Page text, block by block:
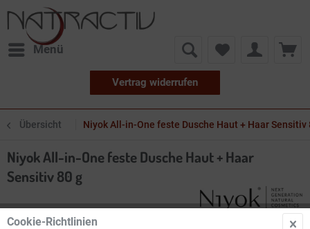
Menü
Vertrag widerrufen
Übersicht Niyok All-in-One feste Dusche Haut + Haar Sensitiv
Niyok All-in-One feste Dusche Haut + Haar
Sensitiv 80 g
Cookie-Richtlinien